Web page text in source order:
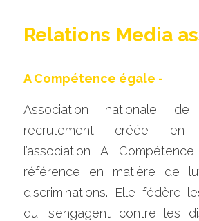
A Compétence égale -
Association nationale
recrutement créée en
l’association A
référence en matière de
discriminations. Elle fédère
qui s’engagent contre les